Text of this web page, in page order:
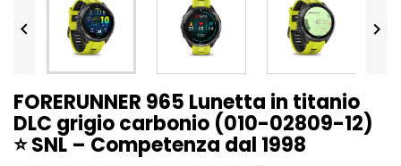
 
FORERUNNER 965 Lunetta in titanio
DLC grigio carbonio (010-02809-12)
⭐ SNL – Competenza dal 1998